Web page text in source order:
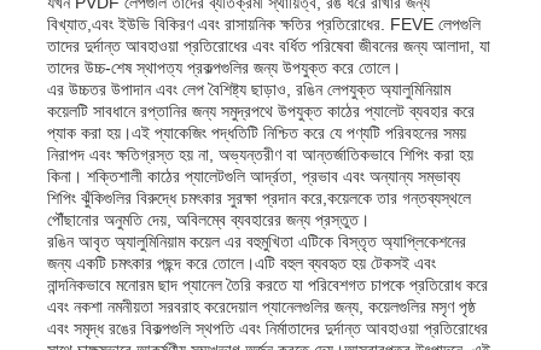
বাড়ি
পণ্য
বিখ্যাত,এবং ইউভি বিকিরণ এবং রাসায়নিক ক্ষতির প্রতিরোধের. FEVE লেপগুলি
তাদের দুর্দান্ত আবহাওয়া প্রতিরোধের এবং বর্ধিত পরিষেবা জীবনের জন্য আলাদা, যা
তাদের উচ্চ-শেষ স্থাপত্য প্রকল্পগুলির জন্য উপযুক্ত করে তোলে।
এর উচ্চতর উপাদান এবং লেপ বৈশিষ্ট্য ছাড়াও, রঙিন লেপযুক্ত অ্যালুমিনিয়াম
কয়েলটি সাবধানে রপ্তানির জন্য সমুদ্রপথে উপযুক্ত কাঠের প্যালেট ব্যবহার করে
প্যাক করা হয়।এই প্যাকেজিং পদ্ধতিটি নিশ্চিত করে যে পণ্যটি পরিবহনের সময়
নিরাপদ এবং ক্ষতিগ্রস্ত হয় না, অভ্যন্তরীণ বা আন্তর্জাতিকভাবে শিপিং করা হয়
কিনা। শক্তিশালী কাঠের প্যালেটগুলি আর্দ্রতা, প্রভাব এবং অন্যান্য সম্ভাব্য
শিপিং ঝুঁকিগুলির বিরুদ্ধে চমৎকার সুরক্ষা প্রদান করে,কয়েলকে তার গন্তব্যস্থলে
পৌঁছানোর অনুমতি দেয়, অবিলম্বে ব্যবহারের জন্য প্রস্তুত।
রঙিন আবৃত অ্যালুমিনিয়াম কয়েল এর বহুমুখিতা এটিকে বিস্তৃত অ্যাপ্লিকেশনের
জন্য একটি চমৎকার পছন্দ করে তোলে।এটি বহুল ব্যবহৃত হয় টেকসই এবং
নান্দনিকভাবে মনোরম ছাদ প্যানেল তৈরি করতে যা পরিবেশগত চাপকে প্রতিরোধ করে
এবং নকশা নমনীয়তা সরবরাহ করেদেয়াল প্যানেলগুলির জন্য, কয়েলগুলির মসৃণ পৃষ্ঠ
এবং সমৃদ্ধ রঙের বিকল্পগুলি স্থপতি এবং নির্মাতাদের দুর্দান্ত আবহাওয়া প্রতিরোধের